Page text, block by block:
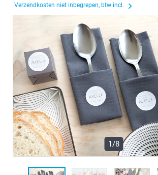
Verzendkosten niet inbegrepen, btw incl.
1/8